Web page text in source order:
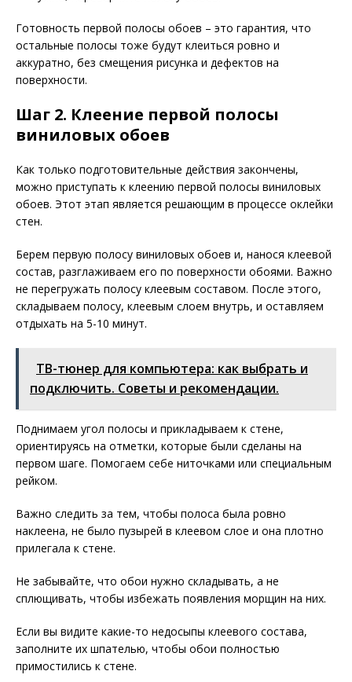
Готовность первой полосы обоев – это гарантия, что
остальные полосы тоже будут клеиться ровно и
аккуратно, без смещения рисунка и дефектов на
поверхности.
Шаг 2. Клеение первой полосы
виниловых обоев
Как только подготовительные действия закончены,
можно приступать к клеению первой полосы виниловых
обоев. Этот этап является решающим в процессе оклейки
стен.
Берем первую полосу виниловых обоев и, нанося клеевой
состав, разглаживаем его по поверхности обоями. Важно
не перегружать полосу клеевым составом. После этого,
складываем полосу, клеевым слоем внутрь, и оставляем
отдыхать на 5-10 минут.
ТВ-тюнер для компьютера: как выбрать и
подключить. Советы и рекомендации.
Поднимаем угол полосы и прикладываем к стене,
ориентируясь на отметки, которые были сделаны на
первом шаге. Помогаем себе ниточками или специальным
рейком.
Важно следить за тем, чтобы полоса была ровно
наклеена, не было пузырей в клеевом слое и она плотно
прилегала к стене.
Не забывайте, что обои нужно складывать, а не
сплющивать, чтобы избежать появления морщин на них.
Если вы видите какие-то недосыпы клеевого состава,
заполните их шпателью, чтобы обои полностью
примостились к стене.